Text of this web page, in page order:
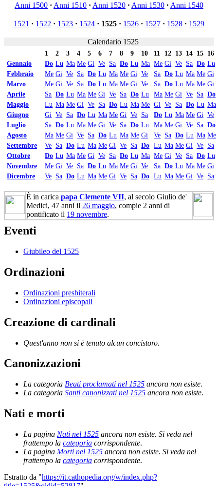
Anni 1500 · Anni 1510 · Anni 1520 · Anni 1530 · Anni 1540
1521 · 1522 · 1523 · 1524 · 1525 · 1526 · 1527 · 1528 · 1529
Calendario 1525
1 2 3 4 5 6 7 8 9 10 11 12 13 14 15 16
Gennaio
Do Lu Ma Me Gi Ve Sa Do Lu Ma Me Gi Ve Sa Do Lu
Febbraio
Me Gi Ve Sa Do Lu Ma Me Gi Ve Sa Do Lu Ma Me Gi
Marzo
Me Gi Ve Sa Do Lu Ma Me Gi Ve Sa Do Lu Ma Me Gi
Aprile
Sa Do Lu Ma Me Gi Ve Sa Do Lu Ma Me Gi Ve Sa Do
Maggio
Lu Ma Me Gi Ve Sa Do Lu Ma Me Gi Ve Sa Do Lu Ma
Giugno
Gi Ve Sa Do Lu Ma Me Gi Ve Sa Do Lu Ma Me Gi Ve
Luglio
Sa Do Lu Ma Me Gi Ve Sa Do Lu Ma Me Gi Ve Sa Do
Agosto
Ma Me Gi Ve Sa Do Lu Ma Me Gi Ve Sa Do Lu Ma Me
Settembre
Ve Sa Do Lu Ma Me Gi Ve Sa Do Lu Ma Me Gi Ve Sa
Ottobre
Do Lu Ma Me Gi Ve Sa Do Lu Ma Me Gi Ve Sa Do Lu
Novembre
Me Gi Ve Sa Do Lu Ma Me Gi Ve Sa Do Lu Ma Me Gi
Dicembre
Ve Sa Do Lu Ma Me Gi Ve Sa Do Lu Ma Me Gi Ve Sa
È in carica papa Clemente VII, al secolo Giulio de'
Medici, 47 anni il 26 maggio, compie 2 anni di
pontificato il 19 novembre.
Eventi
Giubileo del 1525
Ordinazioni
Ordinazioni presbiterali
Ordinazioni episcopali
Creazione di cardinali
Quest'anno non si è tenuto alcun concistoro.
Canonizzazioni
La categoria Beati proclamati nel 1525 ancora non esiste.
La categoria Santi canonizzati nel 1525 ancora non esiste.
Nati e morti
La pagina Nati nel 1525 ancora non esiste. Si veda nel
frattempo la categoria corrispondente.
La pagina Morti nel 1525 ancora non esiste. Si veda nel
frattempo la categoria corrispondente.
Estratto da "https://it.cathopedia.org/w/index.php?